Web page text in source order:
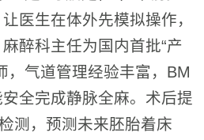
医生在体外先模拟操作，
醉科主任为国内首批“产
，气道管理经验丰富，BM
全完成静脉全麻。术后提
测，预测未来胚胎着床